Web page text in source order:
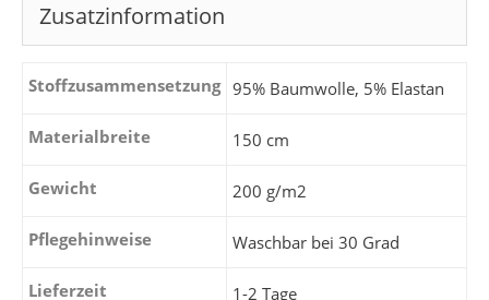
Zusatzinformation
Stoffzusammensetzung 95% Baumwolle, 5% Elastan
Materialbreite 150 cm
Gewicht 200 g/m2
Pflegehinweise Waschbar bei 30 Grad
Lieferzeit 1-2 Tage